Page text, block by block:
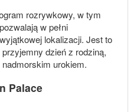
rozrywkowy, w tym
w pełni
lokalizacji. Jest to
dzień z rodziną,
urokiem.
Palace